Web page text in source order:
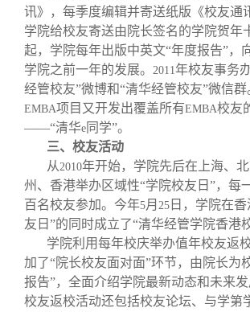
讯》，每季度编辑并寄送纸版《校友通
学院给校友寄送由院长签名的学院贺年
起，学院每年出版中英文“年度报告”，
学院之前一年的发展。
2011年校友事务
经管校友”微博和“清华经管校友”微信
EMBA项目又开发出覆盖所有EMBA校友
——“清华e 同学”。
三、校友活动
从 2010年开始，学院先后在上海、
州、香港举办区域性“学院校友日”，每
百名校友参加。今年5月 25 日，学院在
友日”的同时成立了“清华经管学院香港
学院利用每年校庆举办值年校友返
加了“院长校友面对面”环节，由院长为
报告”，全面介绍学院最新动态和未来
校友返校活动还包括校友论坛、与学第